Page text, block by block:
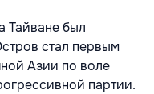
Тайване был
стал первым
Азии по воле
партии.